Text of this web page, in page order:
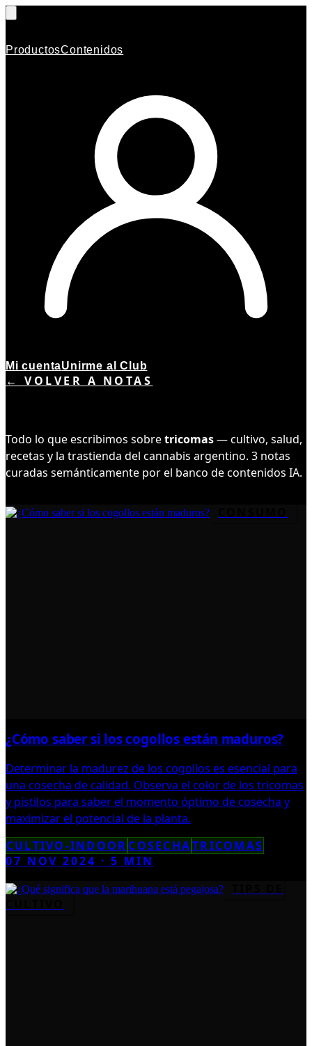
ProductosContenidos
Mi cuentaUnirme al Club
← VOLVER A NOTAS
Todo lo que escribimos sobretricomas— cultivo, salud,
recetas y la trastienda del cannabis argentino. 3 notas
curadas semánticamente por el banco de contenidos IA.
¿Cómo saber si los cogollos están maduros?
Determinar la madurez de los cogollos es esencial para
una cosecha de calidad. Observa el color de los tricomas
y pistilos para saber el momento óptimo de cosecha y
maximizar el potencial de la planta.
CULTIVO-INDOOR COSECHATRICOMAS
07 NOV 2024 ·5 MIN